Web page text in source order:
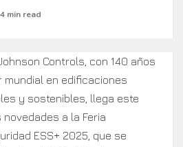
4 min read
Controls, con 140 años
en edificaciones
y sostenibles, llega este
a la Feria
ESS+ 2025, que se